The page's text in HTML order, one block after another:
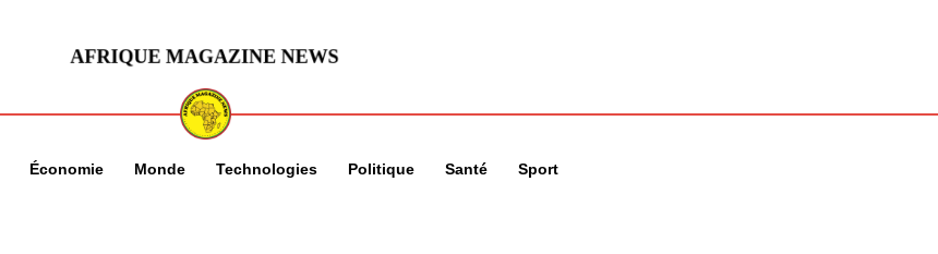
Économie Monde Technologies Politique Santé Sport